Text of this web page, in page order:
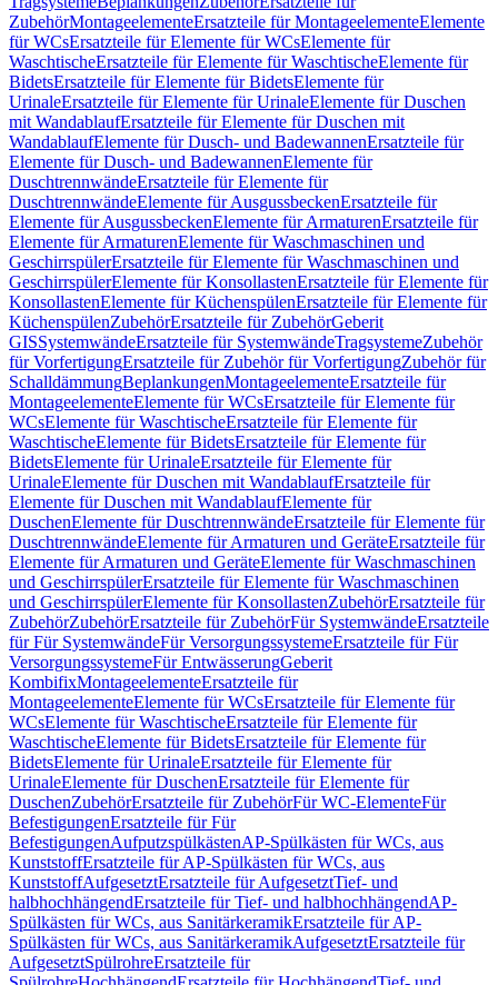
ZubehörMontageelementeErsatzteile für MontageelementeElemente
für WCsErsatzteile für Elemente für WCsElemente für
WaschtischeErsatzteile für Elemente für WaschtischeElemente für
BidetsErsatzteile für Elemente für BidetsElemente für
UrinaleErsatzteile für Elemente für UrinaleElemente für Duschen
mit WandablaufErsatzteile für Elemente für Duschen mit
WandablaufElemente für Dusch- und BadewannenErsatzteile für
Elemente für Dusch- und BadewannenElemente für
DuschtrennwändeErsatzteile für Elemente für
DuschtrennwändeElemente für AusgussbeckenErsatzteile für
Elemente für AusgussbeckenElemente für ArmaturenErsatzteile für
Elemente für ArmaturenElemente für Waschmaschinen und
GeschirrspülerErsatzteile für Elemente für Waschmaschinen und
GeschirrspülerElemente für KonsollastenErsatzteile für Elemente für
KonsollastenElemente für KüchenspülenErsatzteile für Elemente für
KüchenspülenZubehörErsatzteile für ZubehörGeberit
GISSystemwändeErsatzteile für SystemwändeTragsystemeZubehör
für VorfertigungErsatzteile für Zubehör für VorfertigungZubehör für
SchalldämmungBeplankungenMontageelementeErsatzteile für
MontageelementeElemente für WCsErsatzteile für Elemente für
WCsElemente für WaschtischeErsatzteile für Elemente für
WaschtischeElemente für BidetsErsatzteile für Elemente für
BidetsElemente für UrinaleErsatzteile für Elemente für
UrinaleElemente für Duschen mit WandablaufErsatzteile für
Elemente für Duschen mit WandablaufElemente für
DuschenElemente für DuschtrennwändeErsatzteile für Elemente für
DuschtrennwändeElemente für Armaturen und GeräteErsatzteile für
Elemente für Armaturen und GeräteElemente für Waschmaschinen
und GeschirrspülerErsatzteile für Elemente für Waschmaschinen
und GeschirrspülerElemente für KonsollastenZubehörErsatzteile für
ZubehörZubehörErsatzteile für ZubehörFür SystemwändeErsatzteile
für Für SystemwändeFür VersorgungssystemeErsatzteile für Für
VersorgungssystemeFür EntwässerungGeberit
KombifixMontageelementeErsatzteile für
MontageelementeElemente für WCsErsatzteile für Elemente für
WCsElemente für WaschtischeErsatzteile für Elemente für
WaschtischeElemente für BidetsErsatzteile für Elemente für
BidetsElemente für UrinaleErsatzteile für Elemente für
UrinaleElemente für DuschenErsatzteile für Elemente für
DuschenZubehörErsatzteile für ZubehörFür WC-ElementeFür
BefestigungenErsatzteile für Für
BefestigungenAufputzspülkästenAP-Spülkästen für WCs, aus
KunststoffErsatzteile für AP-Spülkästen für WCs, aus
KunststoffAufgesetztErsatzteile für AufgesetztTief- und
halbhochhängendErsatzteile für Tief- und halbhochhängendAP-
Spülkästen für WCs, aus SanitärkeramikErsatzteile für AP-
Spülkästen für WCs, aus SanitärkeramikAufgesetztErsatzteile für
AufgesetztSpülrohreErsatzteile für